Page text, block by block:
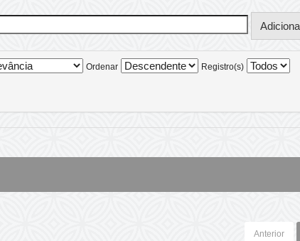
Ordenar Registro(s)
Anterior